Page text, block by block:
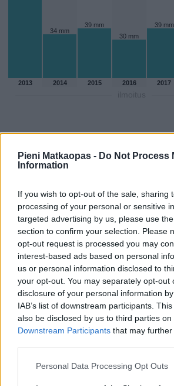
Pieni Matkaopas - Do Not Process
Information
If you wish to opt-out of the sale, sharing
processing of your personal or sensitive
targeted advertising by us, please use
section to confirm your selection. Please
opt-out request is processed you may
interest-based ads based on personal
us or personal information disclosed to
your opt-out. You may separately opt-out
disclosure of your personal information
IAB’s list of downstream participants.
also be disclosed by us to third parties on
Downstream Participants that may
Personal Data Processing Opt Outs
34 mm
39 mm
30 mm
39 mm
2013 2014 2015 2016 2017
Sadepäivien määärä
aikaisempina vuosina